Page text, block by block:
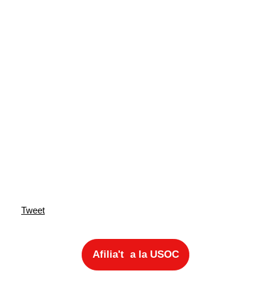
Tweet
Afilia't a la USOC